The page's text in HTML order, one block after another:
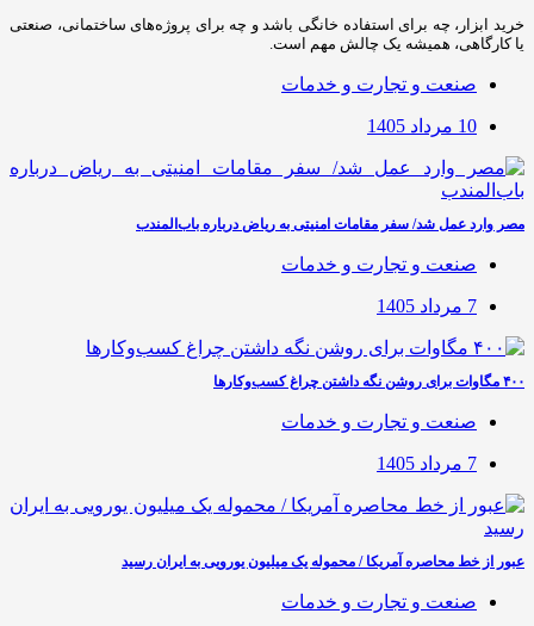
خرید ابزار، چه برای استفاده خانگی باشد و چه برای پروژه‌های ساختمانی، صنعتی
یا کارگاهی، همیشه یک چالش مهم است.
صنعت و تجارت و خدمات
10 مرداد 1405
مصر وارد عمل شد/ سفر مقامات امنیتی به ریاض درباره باب‌المندب
صنعت و تجارت و خدمات
7 مرداد 1405
۴۰۰ مگاوات برای روشن نگه داشتن چراغ کسب‌وکار‌ها
صنعت و تجارت و خدمات
7 مرداد 1405
عبور از خط محاصره آمریکا / محموله یک میلیون یورویی به ایران رسید
صنعت و تجارت و خدمات